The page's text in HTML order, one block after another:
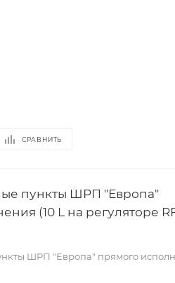
СРАВНИТЬ
пункты ШРП "Европа"
(10 L на регуляторе
ШРП "Европа" прямого